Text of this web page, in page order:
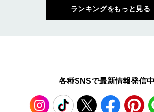
ランキングをもっと見る
各種SNSで最新情報発信中